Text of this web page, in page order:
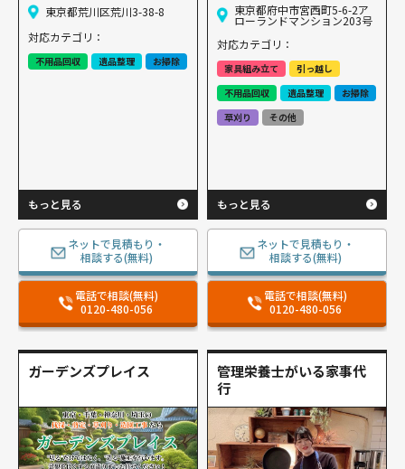
東京都荒川区荒川3-38-8
対応カテゴリ：
不用品回収 遺品整理 お掃除
もっと見る
ネットで見積もり・
相談する(無料)
電話で相談(無料)
0120-480-056
東京都府中市宮西町5-6-2ア
ローランドマンション203号
対応カテゴリ：
家具組み立て
引っ越し
不用品回収
遺品整理
お掃除
草刈り
その他
もっと見る
ネットで見積もり・
相談する(無料)
電話で相談(無料)
0120-480-056
ガーデンズプレイス
管理栄養士がいる家事代
行